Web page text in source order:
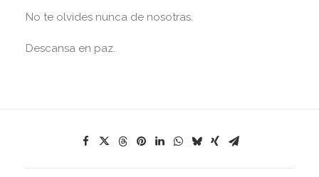
No te olvides nunca de nosotras.
Descansa en paz.